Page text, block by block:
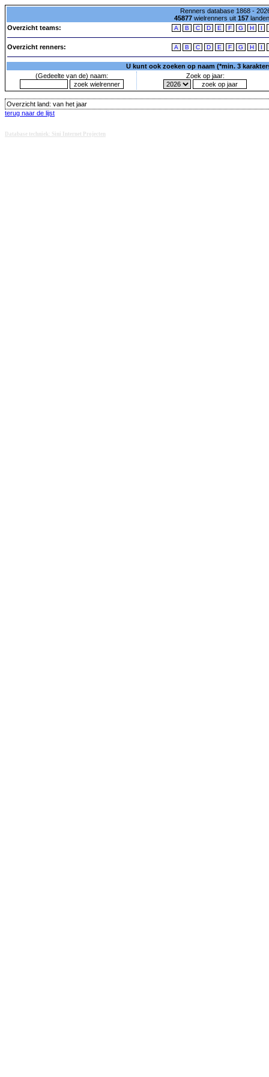
Renners database 1868 -
45877wielrenners uit 157
Overzicht teams:
A B C D E F G H I
Overzicht renners: A B C D E F G H I
U kunt ook zoeken op naam (*min. 3
(Gedeelte van de) naam:
Zoek op jaar:
Overzicht land: van het jaar
terug naar de lijst
Database techniek: Sini Internet Projecten